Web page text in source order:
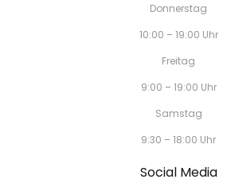
Donnerstag
10:00 – 19:00 Uhr
Freitag
9:00 – 19:00 Uhr
Samstag
9:30 – 18:00 Uhr
Social Media